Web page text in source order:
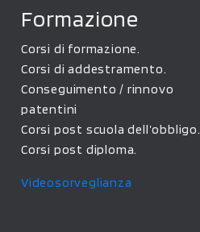
Formazione
Corsi di formazione.
Corsi di addestramento.
Conseguimento / rinnovo
patentini
Corsi post scuola dell’obbligo.
Corsi post diploma.
Videosorveglianza